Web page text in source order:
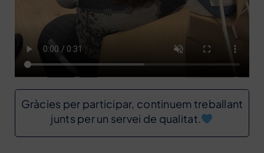
Gràcies per participar, continuem treballant
junts per un servei de qualitat.